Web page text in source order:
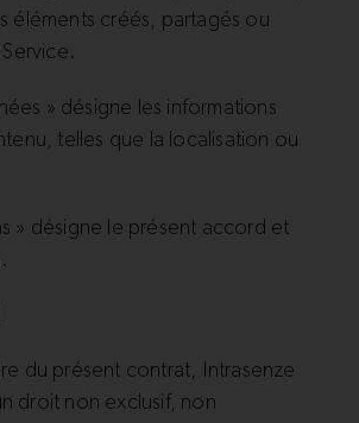
éléments créés, partagés ou
» désigne les informations
telles que la localisation ou
» désigne le présent accord et
du présent contrat, Intrasenze
droit non exclusif, non